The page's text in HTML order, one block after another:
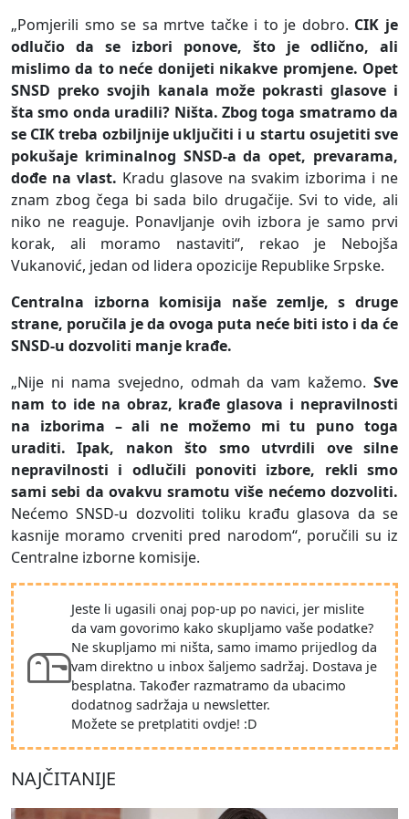
„Pomjerili smo se sa mrtve tačke i to je dobro. CIK je
odlučio da se izbori ponove, što je odlično, ali
mislimo da to neće donijeti nikakve promjene. Opet
SNSD preko svojih kanala može pokrasti glasove i
šta smo onda uradili? Ništa. Zbog toga smatramo da
se CIK treba ozbiljnije uključiti i u startu osujetiti sve
pokušaje kriminalnog SNSD-a da opet, prevarama,
dođe na vlast. Kradu glasove na svakim izborima i ne
znam zbog čega bi sada bilo drugačije. Svi to vide, ali
niko ne reaguje. Ponavljanje ovih izbora je samo prvi
korak, ali moramo nastaviti“, rekao je Nebojša
Vukanović, jedan od lidera opozicije Republike Srpske.
Centralna izborna komisija naše zemlje, s druge
strane, poručila je da ovoga puta neće biti isto i da će
SNSD-u dozvoliti manje krađe.
„Nije ni nama svejedno, odmah da vam kažemo. Sve
nam to ide na obraz, krađe glasova i nepravilnosti
na izborima – ali ne možemo mi tu puno toga
uraditi. Ipak, nakon što smo utvrdili ove silne
nepravilnosti i odlučili ponoviti izbore, rekli smo
sami sebi da ovakvu sramotu više nećemo dozvoliti.
Nećemo SNSD-u dozvoliti toliku krađu glasova da se
kasnije moramo crveniti pred narodom“, poručili su iz
Centralne izborne komisije.
Jeste li ugasili onaj pop-up po navici, jer mislite
da vam govorimo kako skupljamo vaše podatke?
Ne skupljamo mi ništa, samo imamo prijedlog da
vam direktno u inbox šaljemo sadržaj. Dostava je
besplatna. Također razmatramo da ubacimo
dodatnog sadržaja u newsletter.
Možete se pretplatiti ovdje! :D
NAJČITANIJE